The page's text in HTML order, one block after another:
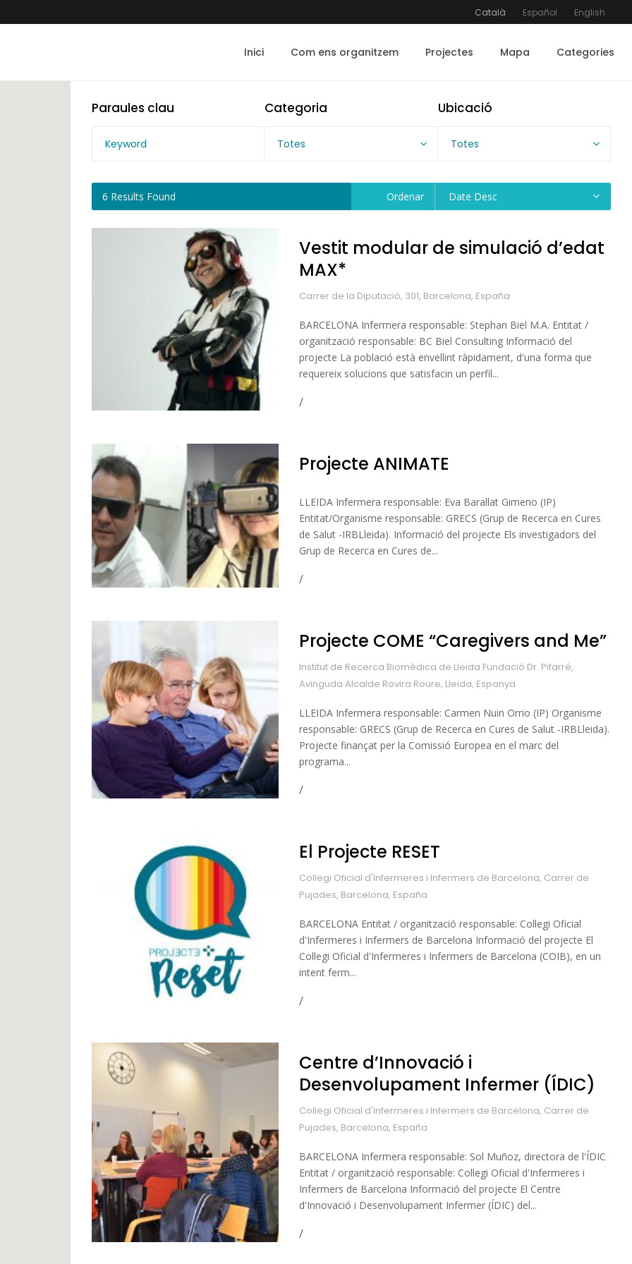
Català Español English
Inici Com ens organitzem Projectes Mapa Categories
Paraules clau Categoria
Totes
Ubicació
Totes
6 Results Found Ordenar Date Desc
Vestit modular de simulació d’edat
MAX*
Carrer de la Diputació, 301, Barcelona, España
BARCELONA Infermera responsable: Stephan Biel M.A. Entitat /
organització responsable: BC Biel Consulting Informació del
projecte La població està envellint ràpidament, d'una forma que
requereix solucions que satisfacin un perfil...
Projecte ANIMATE
LLEIDA Infermera responsable: Eva Barallat Gimeno (IP)
Entitat/Organisme responsable: GRECS (Grup de Recerca en Cures
de Salut -IRBLleida). Informació del projecte Els investigadors del
Grup de Recerca en Cures de...
Projecte COME “Caregivers and Me”
Institut de Recerca Biomèdica de Lleida Fundació Dr. Pifarré,
Avinguda Alcalde Rovira Roure, Lleida, Espanya
LLEIDA Infermera responsable: Carmen Nuin Orrio (IP) Organisme
responsable: GRECS (Grup de Recerca en Cures de Salut -IRBLleida).
Projecte finançat per la Comissió Europea en el marc del
programa...
El Projecte RESET
Collegi Oficial d'Infermeres i Infermers de Barcelona, Carrer de
Pujades, Barcelona, España
BARCELONA Entitat / organització responsable: Col·legi Oficial
d'Infermeres i Infermers de Barcelona Informació del projecte El
Col·legi Oficial d'Infermeres i Infermers de Barcelona (COIB), en un
intent ferm...
Centre d’Innovació i
Desenvolupament Infermer (ÍDIC)
Collegi Oficial d'Infermeres i Infermers de Barcelona, Carrer de
Pujades, Barcelona, España
BARCELONA Infermera responsable: Sol Muñoz, directora de l'ÍDIC
Entitat / organització responsable: Col·legi Oficial d'Infermeres i
Infermers de Barcelona Informació del projecte El Centre
d'Innovació i Desenvolupament Infermer (ÍDIC) del...